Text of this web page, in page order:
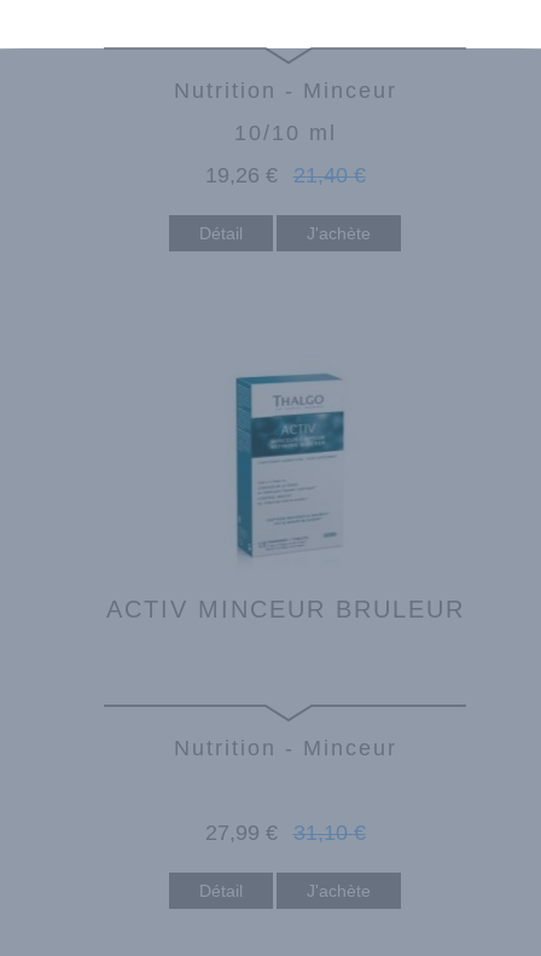
Nutrition - Minceur
10/10 ml
19,26 € 21,40 €
Détail
ACTIV MINCEUR BRULEUR
Nutrition - Minceur
27,99 € 31,10 €
Détail